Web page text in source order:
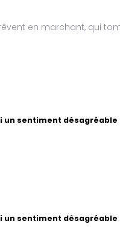
en marchant, qui
sentiment désagréable -
sentiment désagréable -